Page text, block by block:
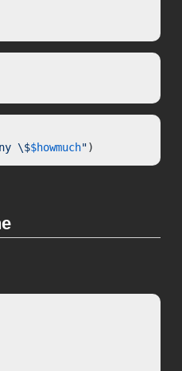
\$$howmuch")